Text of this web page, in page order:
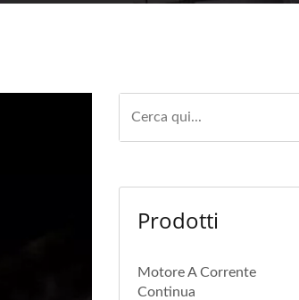
Prodotti
Motore A Corrente
Continua